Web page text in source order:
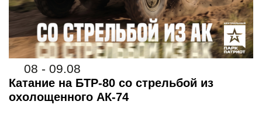
08 - 09.08
Катание на БТР-80 со стрельбой из
охолощенного АК-74